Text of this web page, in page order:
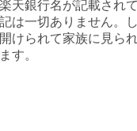
天銀行名が記載され
は一切ありません。
けられて家族に見ら
す。